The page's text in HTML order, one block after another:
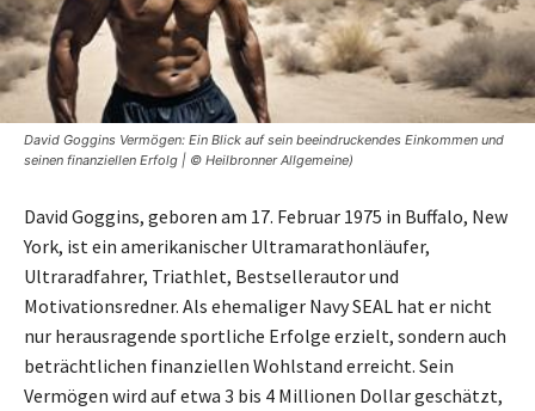
David Goggins Vermögen: Ein Blick auf sein beeindruckendes Einkommen und
seinen finanziellen Erfolg | © Heilbronner Allgemeine)
David Goggins, geboren am 17. Februar 1975 in Buffalo, New
York, ist ein amerikanischer Ultramarathonläufer,
Ultraradfahrer, Triathlet, Bestsellerautor und
Motivationsredner. Als ehemaliger Navy SEAL hat er nicht
nur herausragende sportliche Erfolge erzielt, sondern auch
beträchtlichen finanziellen Wohlstand erreicht. Sein
Vermögen wird auf etwa 3 bis 4 Millionen Dollar geschätzt,